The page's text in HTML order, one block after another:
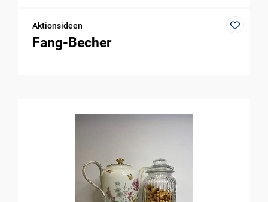
Aktionsideen
Fang-Becher